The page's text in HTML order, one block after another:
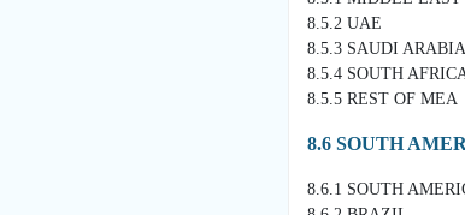
8.5.2 UAE
8.5.3 SAUDI ARABIA
8.5.4 SOUTH
8.5.5 REST OF MEA
8.6 SOUTH
8.6.1 SOUTH